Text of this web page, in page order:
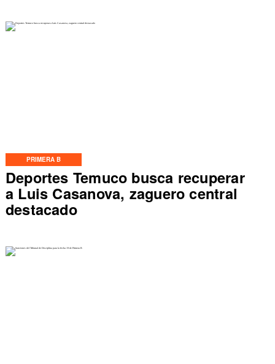
PRIMERA B
Deportes Temuco busca recuperar
a Luis Casanova, zaguero central
destacado